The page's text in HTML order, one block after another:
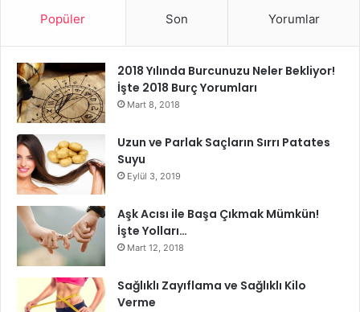
Dikkat
Saf hintyağı alerjiniz varsa tahrişe, kurdeşen ve kızarıklığa
neden olabilir. Kullanmadan önce bir yama testi
yaptığınızdan emin olun.
Hindistancevizi Yağı
Popüler Son Yorumlar
2018 Yılında Burcunuzu Neler Bekliyor!
İşte 2018 Burç Yorumları
Mart 8, 2018
Uzun ve Parlak Saçların Sırrı Patates
Suyu
Eylül 3, 2019
Aşk Acısı ile Başa Çıkmak Mümkün!
İşte Yolları…
Mart 12, 2018
Sağlıklı Zayıflama ve Sağlıklı Kilo
Verme